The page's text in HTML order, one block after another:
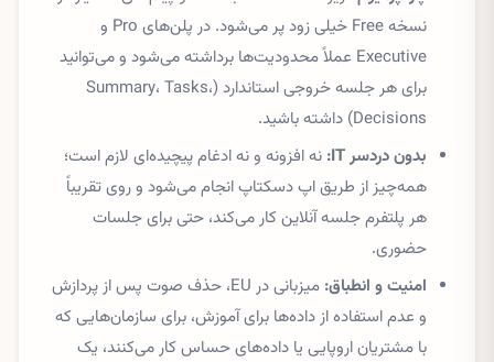
نسخه Free خیلی زود پر می‌شود. در پلن‌های Pro و
Executive عملاً محدودیت‌ها برداشته می‌شود و می‌توانید
برای هر جلسه خروجی استاندارد (Summary، Tasks،
Decisions) داشته باشید.
بدون دردسر IT:
نه افزونه و نه ادغام پیچیده‌ای لازم است؛
همه‌چیز از طریق اپ دسکتاپ انجام می‌شود و روی تقریباً
هر پلتفرم جلسه آنلاین کار می‌کند، حتی برای جلسات
حضوری.
امنیت و انطباق:
میزبانی در EU، حذف صوت پس از پردازش
و عدم استفاده از داده‌ها برای آموزش، برای سازمان‌هایی که
با مشتریان اروپایی یا داده‌های حساس کار می‌کنند، یک